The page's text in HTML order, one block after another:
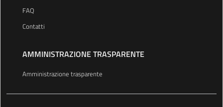
FAQ
Contatti
AMMINISTRAZIONE TRASPARENTE
Amministrazione trasparente